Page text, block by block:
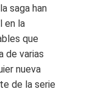
saga han
en la
que
de varias
nueva
de la serie